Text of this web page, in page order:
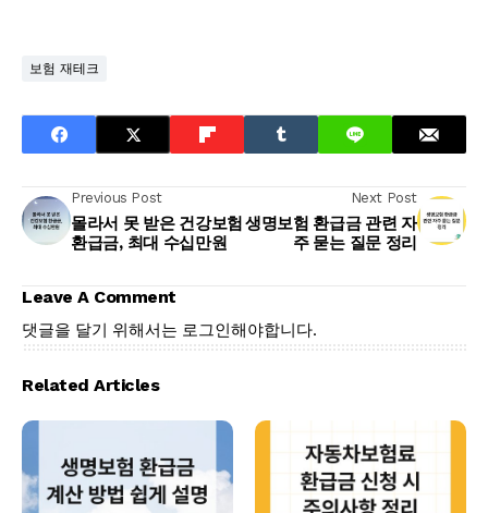
보험 재테크
Previous Post
몰라서 못 받은 건강보험
환급금, 최대 수십만원
Next Post
생명보험 환급금 관련 자
주 묻는 질문 정리
Leave A Comment
댓글을 달기 위해서는 로그인해야합니다.
Related Articles